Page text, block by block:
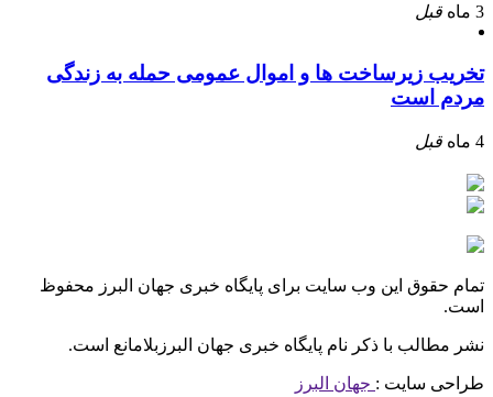
3 ماه قبل
تخریب زیرساخت ها و اموال عمومی حمله به زندگی
مردم است
4 ماه قبل
تمام حقوق این وب سایت برای پایگاه خبری جهان البرز محفوظ
است.
نشر مطالب با ذکر نام پایگاه خبری جهان البرزبلامانع است.
طراحی سایت : جهان البرز